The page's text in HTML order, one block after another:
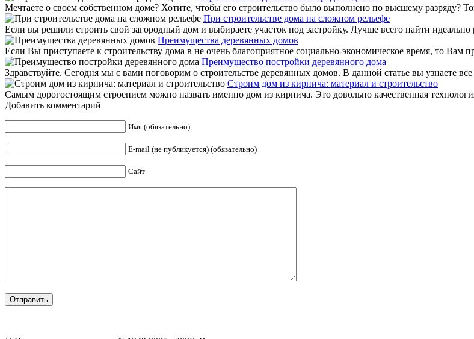
Мечтаете о своем собственном доме? Хотите, чтобы его строительство было выполнено по высшему разряду?
При строительстве дома на сложном рельефе
Если вы решили строить свой загородный дом и выбираете участок под застройку. Лучше всего найти
Преимущества деревянных домов
Если Вы приступаете к строительству дома в не очень благоприятное социально-экономическое время, то Вам
Преимущество постройки деревянного дома
Здравствуйте. Сегодня мы с вами поговорим о строительстве деревянных домов. В данной статье вы узнаете
Строим дом из кирпича: материал и строительство
Самым дорогостоящим строением можно назвать именно дом из кирпича. Это довольно качественная
Добавить комментарий
Имя (обязательно)
E-mail (не публикуется) (обязательно)
Сайт